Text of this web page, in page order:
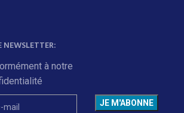
NEWSLETTER:
à notre